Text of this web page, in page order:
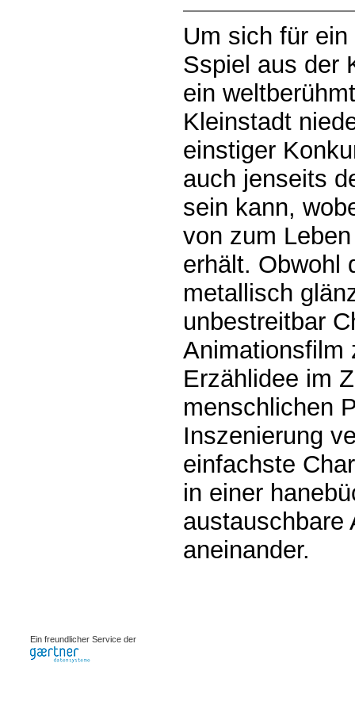
Um sich für
Sspiel aus der
ein
Kleinstadt
einstiger
auch jenseits
sein kann,
von zum
erhält. Obwohl
metallisch
unbestreitbar
Animationsfilm
Erzählidee im
menschlichen
Inszenierung
einfachste
in einer
austauschbare
aneinander.
Ein freundlicher Service der